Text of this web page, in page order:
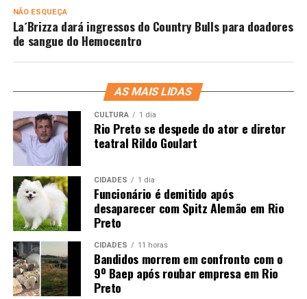
NÃO ESQUEÇA
La´Brizza dará ingressos do Country Bulls para doadores
de sangue do Hemocentro
AS MAIS LIDAS
CULTURA 1 dia
Rio Preto se despede do ator e diretor
teatral Rildo Goulart
CIDADES 1 dia
Funcionário é demitido após
desaparecer com Spitz Alemão em Rio
Preto
CIDADES 11 horas
Bandidos morrem em confronto com o
9º Baep após roubar empresa em Rio
Preto